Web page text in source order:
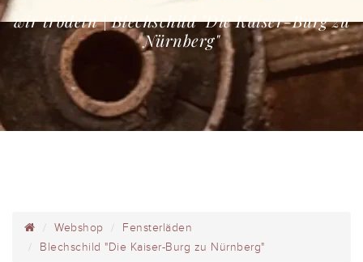
wir trödeln | Blechschild "Die Kaiser-Burg zu
Nürnberg"
Webshop
Fensterläden
Blechschild "Die Kaiser-Burg zu Nürnberg"